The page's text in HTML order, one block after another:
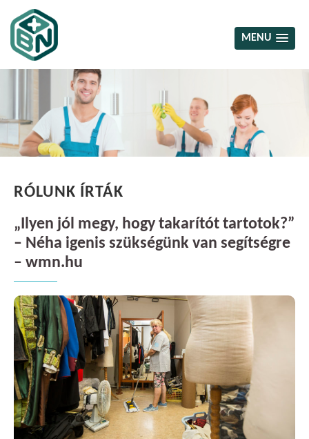
MENU
RÓLUNK ÍRTÁK
„Ilyen jól megy, hogy takarítót tartotok?”
– Néha igenis szükségünk van segítségre
– wmn.hu